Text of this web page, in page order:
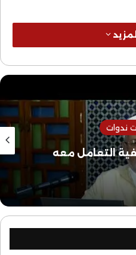
ندوات
التعامل معه